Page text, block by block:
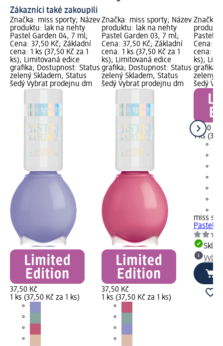
Zákazníci také zakoupili
Značka: miss sporty; Název
produktu: lak na nehty
Pastel Garden 04, 7 ml;
Cena: 37,50 Kč; Základní
cena: 1 ks (37,50 Kč za 1
ks); Limitovaná edice
grafika; Dostupnost: Status
zelený Skladem, Status
šedý Vybrat prodejnu dm
37,50 Kč
1 ks (37,50 Kč za 1 ks)
Značka: miss sporty; Název
produktu: lak na nehty
Pastel Garden 03, 7 ml;
Cena: 37,50 Kč; Základní
cena: 1 ks (37,50 Kč za 1
ks); Limitovaná edice
grafika; Dostupnost: Status
zelený Skladem, Status
šedý Vybrat prodejnu dm
37,50 Kč
1 ks (37,50 Kč za 1 ks)
Značka:
Pastel
Cena:
cena: 1
ks);
grafika;
zelený
šedý
37,50 Kč
1 ks
miss
Pastel